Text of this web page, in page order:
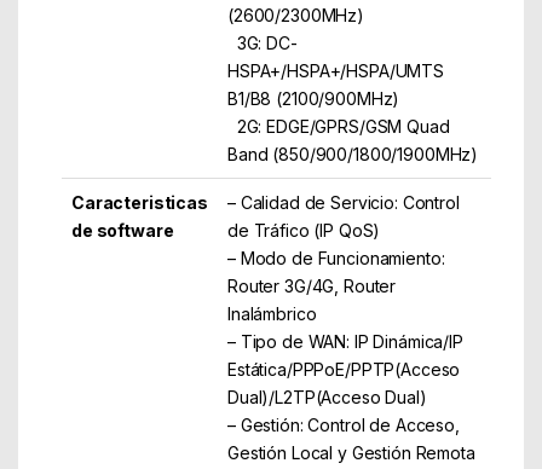
(2600/2300MHz)
3G: DC-
HSPA+/HSPA+/HSPA/UMTS
B1/B8 (2100/900MHz)
2G: EDGE/GPRS/GSM Quad
Band (850/900/1800/1900MHz)
Caracteristicas
de software
– Calidad de Servicio: Control
de Tráfico (IP QoS)
– Modo de Funcionamiento:
Router 3G/4G, Router
Inalámbrico
– Tipo de WAN: IP Dinámica/IP
Estática/PPPoE/PPTP(Acceso
Dual)/L2TP(Acceso Dual)
– Gestión: Control de Acceso,
Gestión Local y Gestión Remota